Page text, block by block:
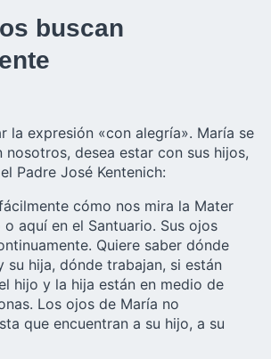
buscan
la expresión «con alegría». María se
desea estar con sus hijos,
Padre José Kentenich:
cómo nos mira la Mater
aquí en el Santuario. Sus ojos
Quiere saber dónde
su hija, dónde trabajan, si están
hijo y la hija están en medio de
Los ojos de María no
que encuentran a su hijo, a su